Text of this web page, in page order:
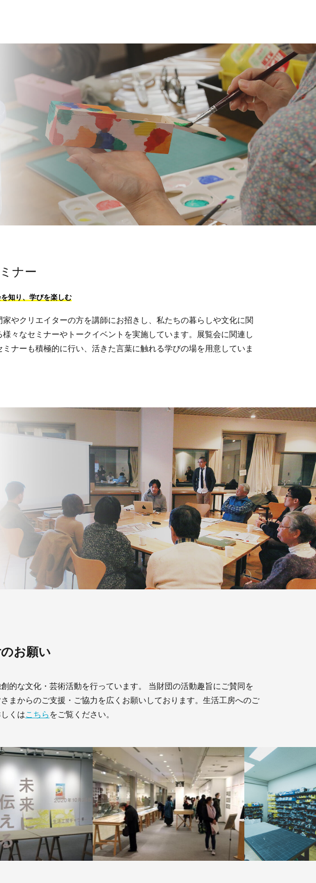
ナー
知り、学びを楽しむ
家やクリエイターの方を講師にお招きし、私たちの暮らしや文化に関
様々なセミナーやトークイベントを実施しています。展覧会に関連し
ミナーも積極的に行い、活きた言葉に触れる学びの場を用意していま
お願い
的な文化・芸術活動を行っています。 当財団の活動趣旨にご賛同を
まからのご支援・ご協力を広くお願いしております。生活工房へのご
くはこちら をご覧ください。